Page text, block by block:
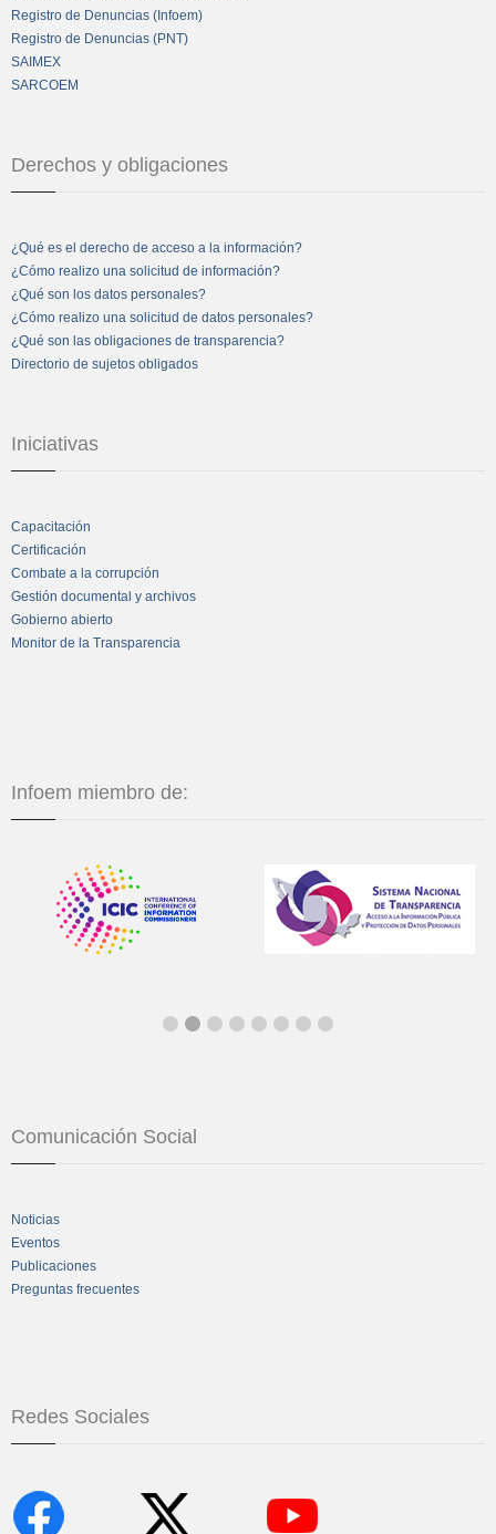
Registro de Denuncias (Infoem)
Registro de Denuncias (PNT)
SAIMEX
SARCOEM
Derechos y obligaciones
¿Qué es el derecho de acceso a la información?
¿Cómo realizo una solicitud de información?
¿Qué son los datos personales?
¿Cómo realizo una solicitud de datos personales?
¿Qué son las obligaciones de transparencia?
Directorio de sujetos obligados
Iniciativas
Capacitación
Certificación
Combate a la corrupción
Gestión documental y archivos
Gobierno abierto
Monitor de la Transparencia
Infoem miembro de:
Comunicación Social
Noticias
Eventos
Publicaciones
Preguntas frecuentes
Redes Sociales